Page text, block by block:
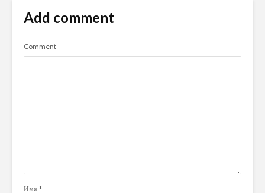
Add comment
Comment
Имя *